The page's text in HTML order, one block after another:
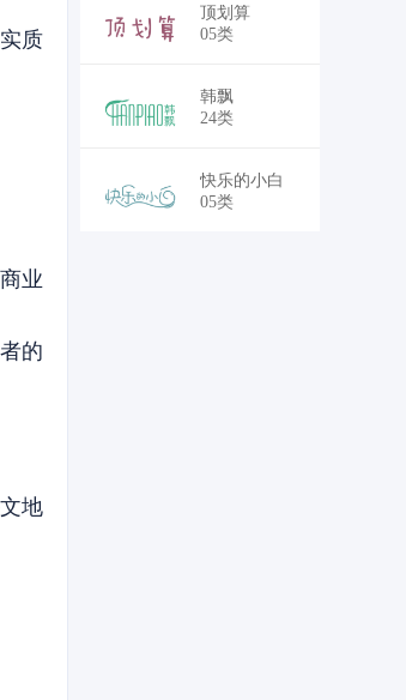
质
业
的
地
顶划算
05类
￥30,250
韩飘
24类
￥28,050
快乐的小白
05类
￥30,250